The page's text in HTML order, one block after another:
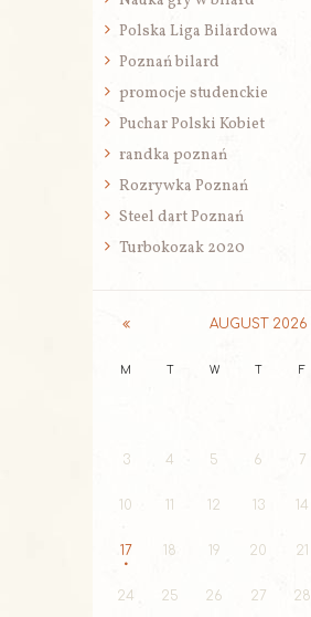
Polska Liga Bilardowa
Poznań bilard
promocje studenckie
Puchar Polski Kobiet
randka poznań
Rozrywka Poznań
Steel dart Poznań
Turbokozak 2020
AUGUST 2026
M T W T F
3 4 5 6 7
10 11 12 13 14
17 18 19 20 21
24 25 26 27 28